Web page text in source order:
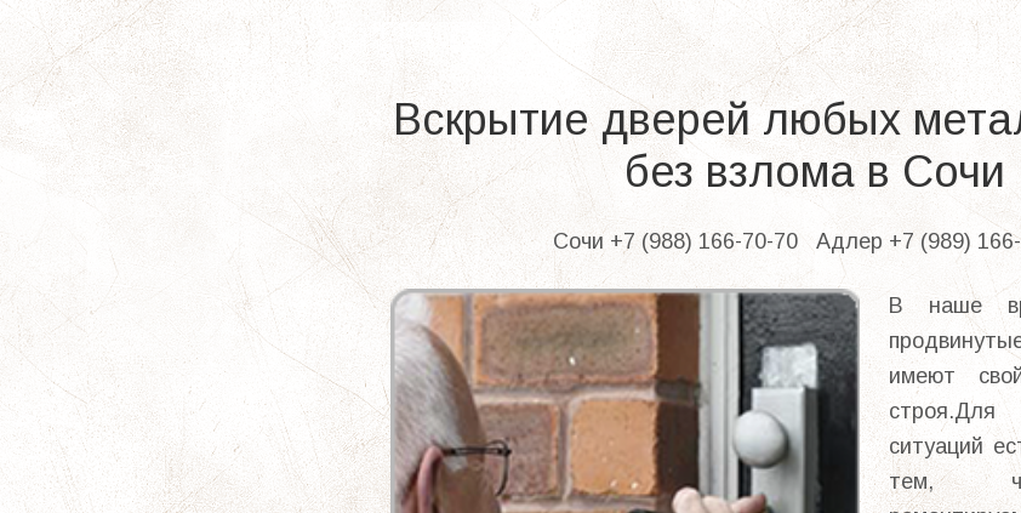
Вскрытие дверей любых
без взлома в Сочи
Cочи +7 (988) 166-70-70 Адлер +7 (989)
В наше
имеют
ситуаций
тем,